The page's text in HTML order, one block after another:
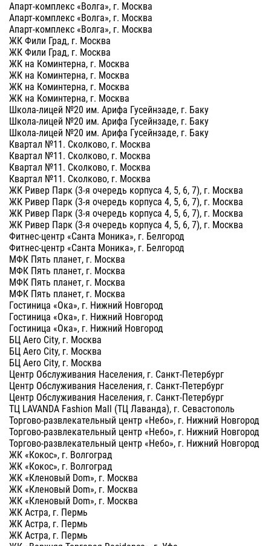
Апарт-комплекс «Волга», г. Москва
Апарт-комплекс «Волга», г. Москва
Апарт-комплекс «Волга», г. Москва
ЖК Фили Град, г. Москва
ЖК Фили Град, г. Москва
ЖК на Коминтерна, г. Москва
ЖК на Коминтерна, г. Москва
ЖК на Коминтерна, г. Москва
ЖК на Коминтерна, г. Москва
Школа-лицей №20 им. Арифа Гусейнзаде, г. Баку
Школа-лицей №20 им. Арифа Гусейнзаде, г. Баку
Школа-лицей №20 им. Арифа Гусейнзаде, г. Баку
Квартал №11. Сколково, г. Москва
Квартал №11. Сколково, г. Москва
Квартал №11. Сколково, г. Москва
Квартал №11. Сколково, г. Москва
ЖК Ривер Парк (3-я очередь корпуса 4, 5, 6, 7), г. Москва
ЖК Ривер Парк (3-я очередь корпуса 4, 5, 6, 7), г. Москва
ЖК Ривер Парк (3-я очередь корпуса 4, 5, 6, 7), г. Москва
ЖК Ривер Парк (3-я очередь корпуса 4, 5, 6, 7), г. Москва
Фитнес-центр «Санта Моника», г. Белгород
Фитнес-центр «Санта Моника», г. Белгород
МФК Пять планет, г. Москва
МФК Пять планет, г. Москва
МФК Пять планет, г. Москва
МФК Пять планет, г. Москва
Гостиница «Ока», г. Нижний Новгород
Гостиница «Ока», г. Нижний Новгород
Гостиница «Ока», г. Нижний Новгород
БЦ Aero City, г. Москва
БЦ Aero City, г. Москва
БЦ Aero City, г. Москва
Центр Обслуживания Населения, г. Санкт-Петербург
Центр Обслуживания Населения, г. Санкт-Петербург
Центр Обслуживания Населения, г. Санкт-Петербург
ТЦ LAVANDA Fashion Mall (ТЦ Лаванда), г. Севастополь
Торгово-развлекательный центр «Небо», г. Нижний Новгород
Торгово-развлекательный центр «Небо», г. Нижний Новгород
Торгово-развлекательный центр «Небо», г. Нижний Новгород
ЖК «Кокос», г. Волгоград
ЖК «Кокос», г. Волгоград
ЖК «Кленовый Dom», г. Москва
ЖК «Кленовый Dom», г. Москва
ЖК «Кленовый Dom», г. Москва
ЖК Астра, г. Пермь
ЖК Астра, г. Пермь
ЖК Астра, г. Пермь